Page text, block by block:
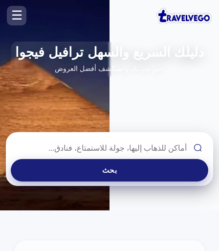
دليلك السريع والسهل ترافيل فيجوا
اختر تجربتك واستكشف أفضل العروض
☰
بحث